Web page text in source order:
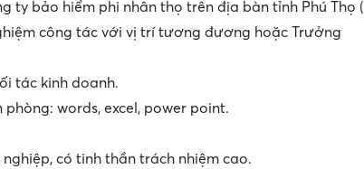
ty bảo hiểm phi nhân thọ trên địa bàn tỉnh Phú Thọ (
công tác với vị trí tương đương hoặc Trưởng
tác kinh doanh.
words, excel, power point.
có tinh thần trách nhiệm cao.